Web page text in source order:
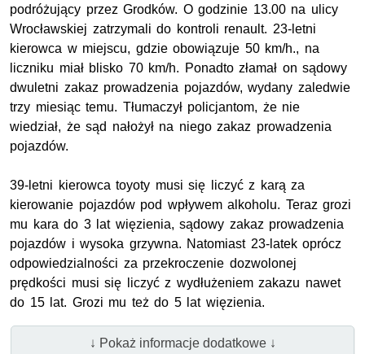
podróżujący przez Grodków. O godzinie 13.00 na ulicy
Wrocławskiej zatrzymali do kontroli renault. 23-letni
kierowca w miejscu, gdzie obowiązuje 50 km/h., na
liczniku miał blisko 70 km/h. Ponadto złamał on sądowy
dwuletni zakaz prowadzenia pojazdów, wydany zaledwie
trzy miesiąc temu. Tłumaczył policjantom, że nie
wiedział, że sąd nałożył na niego zakaz prowadzenia
pojazdów.
39-letni kierowca toyoty musi się liczyć z karą za
kierowanie pojazdów pod wpływem alkoholu. Teraz grozi
mu kara do 3 lat więzienia, sądowy zakaz prowadzenia
pojazdów i wysoka grzywna. Natomiast 23-latek oprócz
odpowiedzialności za przekroczenie dozwolonej
prędkości musi się liczyć z wydłużeniem zakazu nawet
do 15 lat. Grozi mu też do 5 lat więzienia.
↓ Pokaż informacje dodatkowe ↓